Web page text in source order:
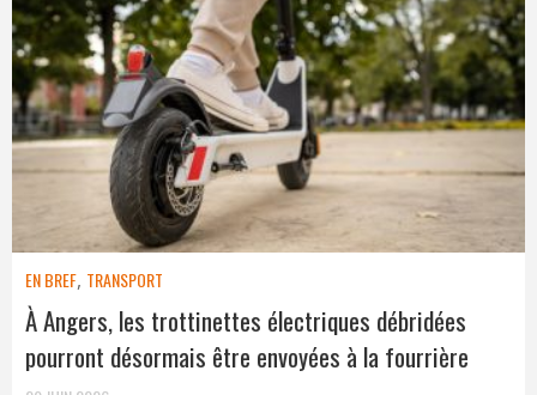
EN BREF, TRANSPORT
À Angers, les trottinettes électriques débridées
pourront désormais être envoyées à la fourrière